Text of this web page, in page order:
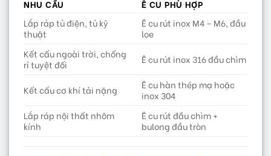
NHU CẦU
Ê CU PHÙ HỢP
Lắp ráp tủ điện, tủ kỹ
thuật
Ê cu rút inox M4 – M6, đầu
loe
Kết cấu ngoài trời, chống
rỉ tuyệt đối
Ê cu rút inox 316 đầu chìm
Kết cấu cơ khí tải nặng
Ê cu hàn thép mạ hoặc
inox 304
Lắp ráp nội thất nhôm
kính
Ê cu rút đầu chìm +
bulong đầu tròn